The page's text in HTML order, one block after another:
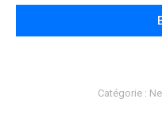
Catégorie :